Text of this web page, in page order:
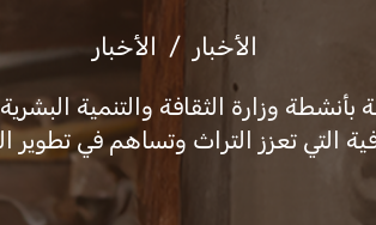
الأخبار الأخبار
وزارة الثقافة والتنمية البشرية.
التي تعزز التراث وتساهم في تطوير